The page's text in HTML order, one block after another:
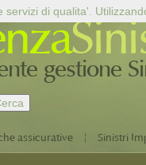
gestione
assicurative | Sinistri
servizi di qualita'.